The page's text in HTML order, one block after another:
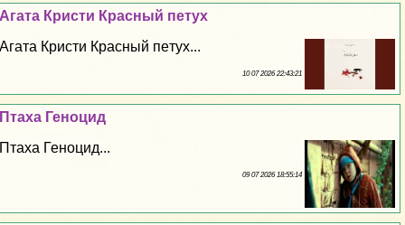
Агата Кристи Красный пeтyx
Агата Кристи Красный пeтyx...
10 07 2026 22:43:21
Птаха Геноцид
Птаха Геноцид...
09 07 2026 18:55:14